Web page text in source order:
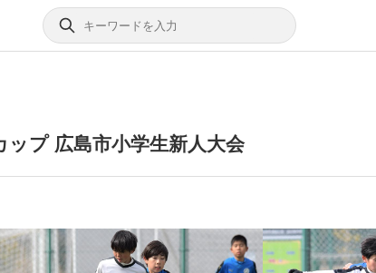
プ 広島市小学生新人大会